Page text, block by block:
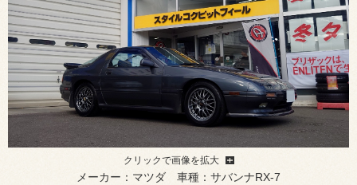
クリックで画像を拡大
メーカー：マツダ 車種：サバンナRX-7